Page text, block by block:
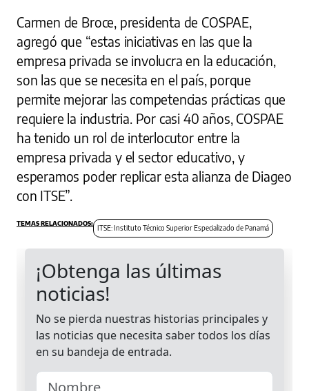
Carmen de Broce, presidenta de COSPAE,
agregó que “estas iniciativas en las que la
empresa privada se involucra en la educación,
son las que se necesita en el país, porque
permite mejorar las competencias prácticas que
requiere la industria. Por casi 40 años, COSPAE
ha tenido un rol de interlocutor entre la
empresa privada y el sector educativo, y
esperamos poder replicar esta alianza de Diageo
con ITSE”.
ITSE: Instituto Técnico Superior Especializado de Panamá